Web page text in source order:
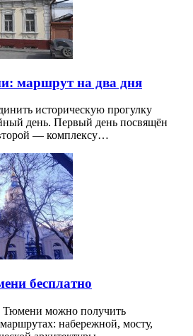
маршрут на два дня
историческую прогулку
день. Первый день посвящён
— комплексу…
бесплатно
Тюмени можно получить
набережной, мосту,